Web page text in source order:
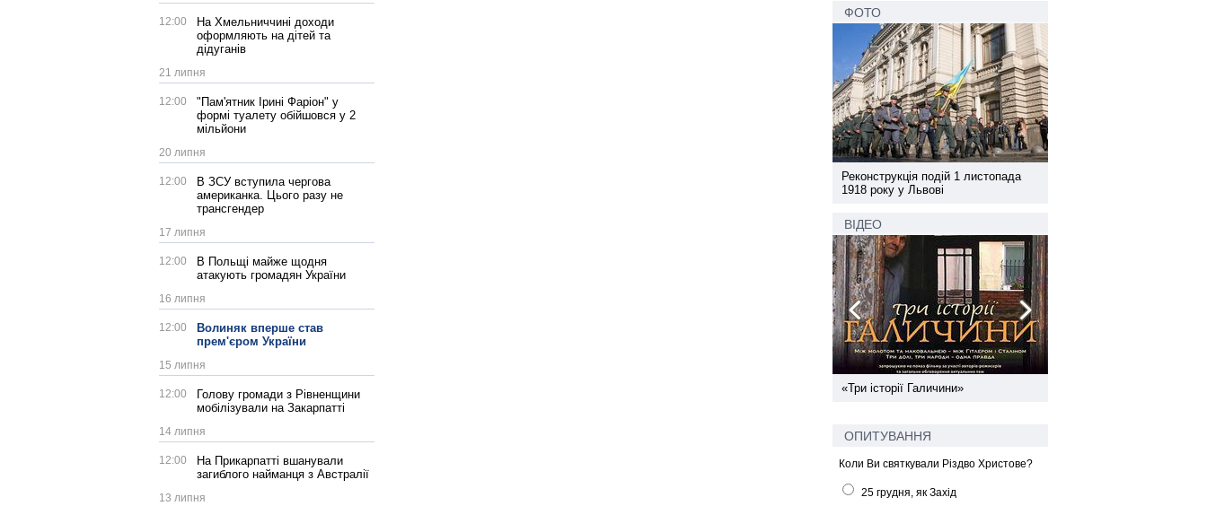
12:00
На Хмельниччині доходи
оформляють на дітей та
дідуганів
21 липня
12:00
"Пам'ятник Ірині Фаріон" у
формі туалету обійшовся у 2
мільйони
20 липня
12:00
В ЗСУ вступила чергова
американка. Цього разу не
трансгендер
17 липня
12:00
В Польщі майже щодня
атакують громадян України
16 липня
12:00
Волиняк вперше став
прем'єром України
15 липня
12:00
Голову громади з Рівненщини
мобілізували на Закарпатті
14 липня
12:00
На Прикарпатті вшанували
загиблого найманця з Австралії
13 липня
ФОТО
Реконструкція подій 1 листопада
1918 року у Львові
ВІДЕО
«Три історії Галичини»
ОПИТУВАННЯ
Коли Ви святкували Різдво Христове?
25 грудня, як Захід